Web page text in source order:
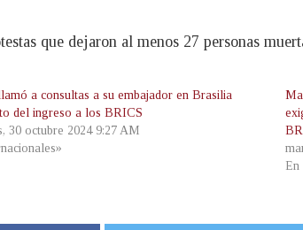
que dejaron al menos 27 personas
a consultas a su embajador en Brasilia
del ingreso a los BRICS
30 octubre 2024 9:27 AM
En